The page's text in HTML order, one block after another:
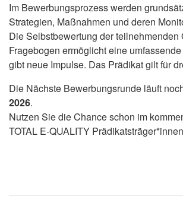
Im Bewerbungsprozess werden
Strategien, Maßnahmen und deren
Die Selbstbewertung der teilnehmenden
Fragebogen ermöglicht eine
gibt neue Impulse. Das Prädikat gilt für
Die Nächste Bewerbungsrunde läuft
2026.
Nutzen Sie die Chance schon im
TOTAL E-QUALITY